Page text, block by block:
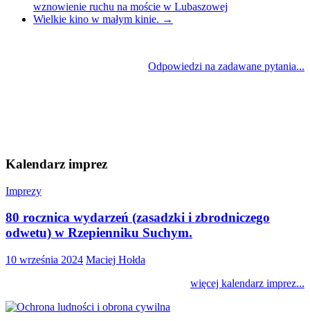
wznowienie ruchu na moście w Lubaszowej
Wielkie kino w małym kinie. →
Odpowiedzi na zadawane pytania...
Kalendarz imprez
Imprezy
80 rocznica wydarzeń (zasadzki i zbrodniczego
odwetu) w Rzepienniku Suchym.
10 września 2024 Maciej Hołda
więcej kalendarz imprez...